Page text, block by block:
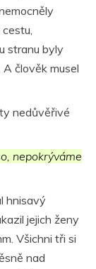
stranu byly
člověk musel
nedůvěřivé
nepokrýváme
hnisavý
jejich ženy
Všichni tři si
nad